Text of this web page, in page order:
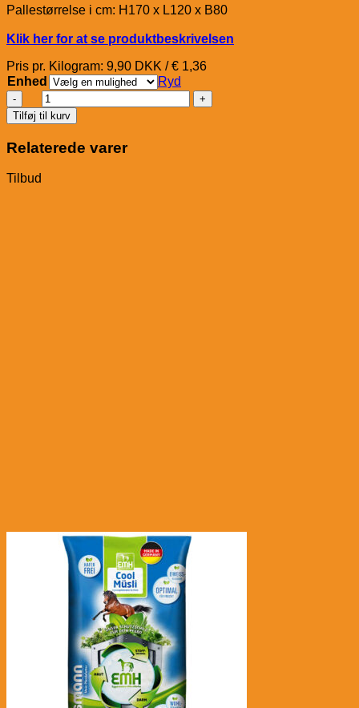
Pallestørrelse i cm: H170 x L120 x B80
Klik her for at se produktbeskrivelsen
Pris pr. Kilogram: 9,90 DKK / € 1,36
Enhed
Ryd
Havens
The
Green
Vet
Reform-
Müsli
Tilføj til kurv
Relaterede varer
Tilbud